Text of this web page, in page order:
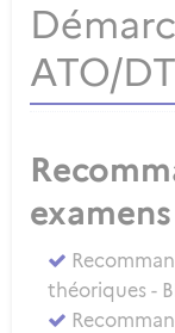
ATO/
examens
théoriques -